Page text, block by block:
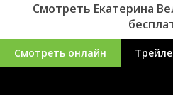
Смотреть Екатерина
Смотреть онлайн